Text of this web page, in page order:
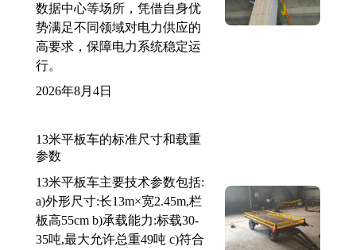
数据中心等场所，凭借自身优
势满足不同领域对电力供应的
高要求，保障电力系统稳定运
行。
2026年8月4日
13米平板车的标准尺寸和载重
参数
13米平板车主要技术参数包括:
a)外形尺寸:长13m×宽2.45m,栏
板高55cm b)承载能力:标载30-
35吨,最大允许总重49吨 c)符合